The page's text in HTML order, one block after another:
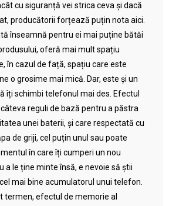
cu siguranță vei strica ceva și dacă
producătorii forțează puțin nota aici.
înseamnă pentru ei mai puține bătăi
oferă mai mult spațiu
în cazul de față, spațiu care este
o grosime mai mică. Dar, este și un
îți schimbi telefonul mai des. Efectul
reguli de bază pentru a păstra
unei baterii, și care respectată cu
de griji, cel puțin unul sau poate
în care îți cumperi un nou
a le ține minte însă, e nevoie să știi
mai bine acumulatorul unui telefon.
termen, efectul de memorie al